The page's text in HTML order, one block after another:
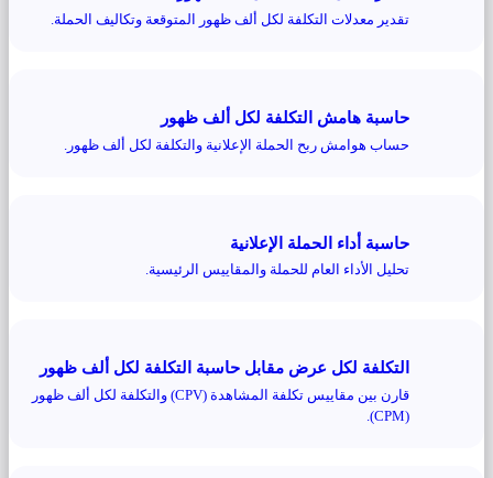
تقدير معدلات التكلفة لكل ألف ظهور المتوقعة وتكاليف الحملة.
حاسبة هامش التكلفة لكل ألف ظهور
حساب هوامش ربح الحملة الإعلانية والتكلفة لكل ألف ظهور.
حاسبة أداء الحملة الإعلانية
تحليل الأداء العام للحملة والمقاييس الرئيسية.
التكلفة لكل عرض مقابل حاسبة التكلفة لكل ألف ظهور
قارن بين مقاييس تكلفة المشاهدة (CPV) والتكلفة لكل ألف ظهور
(CPM).